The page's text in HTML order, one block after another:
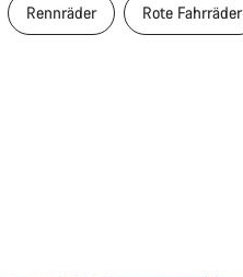
Rennräder Rote Fahrräder